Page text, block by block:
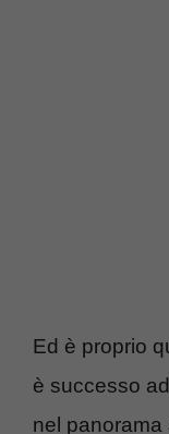
Ed è proprio
è successo
nel panorama